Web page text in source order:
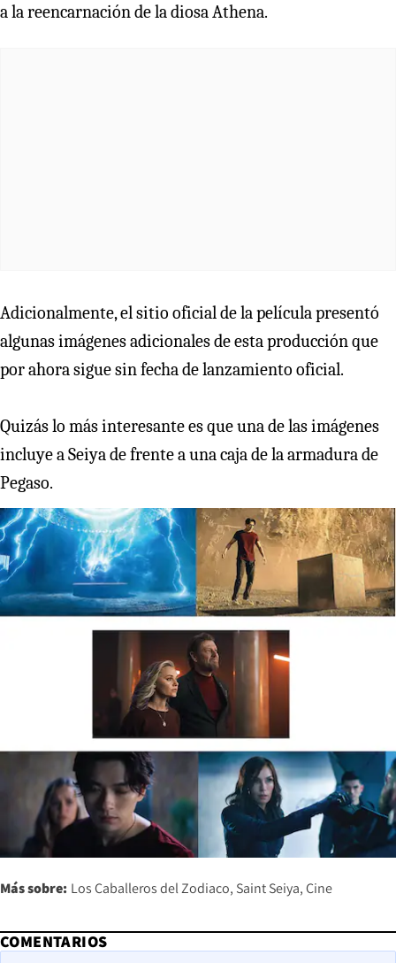
a la reencarnación de la diosa Athena.
Adicionalmente, el sitio oficial de la película presentó
algunas imágenes adicionales de esta producción que
por ahora sigue sin fecha de lanzamiento oficial.
Quizás lo más interesante es que una de las imágenes
incluye a Seiya de frente a una caja de la armadura de
Pegaso.
Más sobre: Los Caballeros del Zodiaco Saint Seiya Cine
COMENTARIOS